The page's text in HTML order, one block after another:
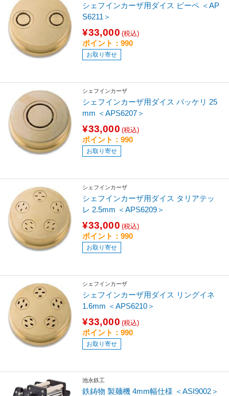
シェフインカーザ用ダイス ピーペ ＜AP
S6211＞
¥33,000 (税込)
ポイント：990
お取り寄せ
シェフインカーザ
シェフインカーザ用ダイス パッケリ 25
mm ＜APS6207＞
¥33,000 (税込)
ポイント：990
お取り寄せ
シェフインカーザ
シェフインカーザ用ダイス タリアテッ
レ 2.5mm ＜APS6209＞
¥33,000 (税込)
ポイント：990
お取り寄せ
シェフインカーザ
シェフインカーザ用ダイス リングイネ
1.6mm ＜APS6210＞
¥33,000 (税込)
ポイント：990
お取り寄せ
池永鉄工
鉄鋳物 製麺機 4mm幅仕様 ＜ASI9002＞